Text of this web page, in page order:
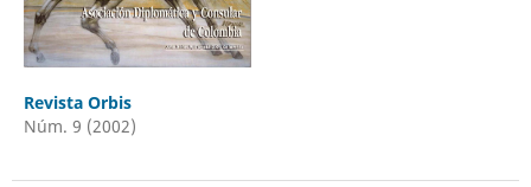
Revista Orbis
Núm. 9 (2002)